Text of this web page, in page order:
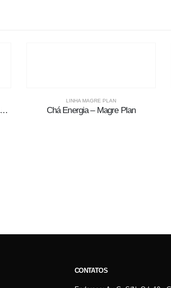
Chá Solúvel – Magre Plan Maracujá e Hortelã
LINHA MAGRE PLAN
Chá Energia – Magre Plan
CONTATOS